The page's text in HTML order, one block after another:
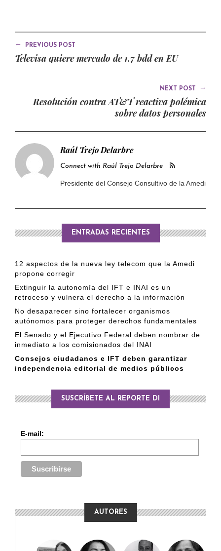
← PREVIOUS POST
Televisa quiere mercado de 1.7 bdd en EU
NEXT POST →
Resolución contra AT&T reactiva polémica
sobre datos personales
Raúl Trejo Delarbre
Connect with Raúl Trejo Delarbre
Presidente del Consejo Consultivo de la Amedi
ENTRADAS RECIENTES
12 aspectos de la nueva ley telecom que la Amedi
propone corregir
Extinguir la autonomía del IFT e INAI es un
retroceso y vulnera el derecho a la información
No desaparecer sino fortalecer organismos
autónomos para proteger derechos fundamentales
El Senado y el Ejecutivo Federal deben nombrar de
inmediato a los comisionados del INAI
Consejos ciudadanos e IFT deben garantizar
independencia editorial de medios públicos
SUSCRÍBETE AL REPORTE DI
E-mail:
AUTORES